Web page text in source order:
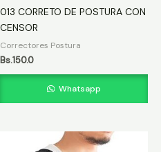
013 CORRETO DE POSTURA CON
CENSOR
Correctores Postura
Bs.150.0
Whatsapp